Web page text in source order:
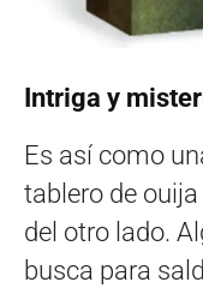
Intriga y
Es así como
tablero de
del otro lado.
busca para